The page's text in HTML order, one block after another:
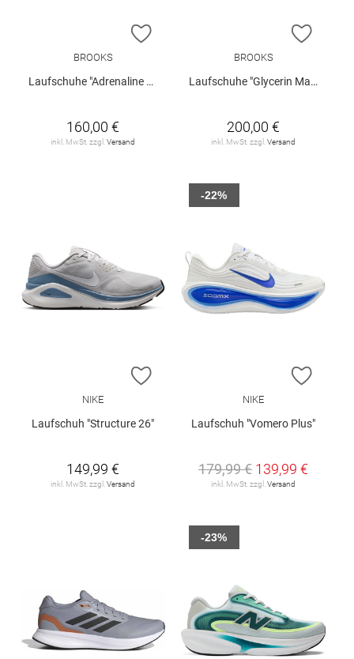
ZUR WUNSCHLISTE HINZUFÜGEN
BROOKS
Laufschuhe "Adrenaline GTS 25"
160,00 €
inkl. MwSt. zzgl.Versand
ZUR
BROOKS
Laufschuhe "Glycerin Max 2"
200,00 €
inkl. MwSt. zzgl.Versand
ZUR WUNSCHLISTE HINZUFÜGEN
NIKE
Laufschuh "Structure 26"
149,99 €
inkl. MwSt. zzgl. Versand
ZUR
NIKE
Laufschuh "Vomero Plus"
179,99 € 139,99 €
inkl. MwSt. zzgl. Versand
-22%
-23%